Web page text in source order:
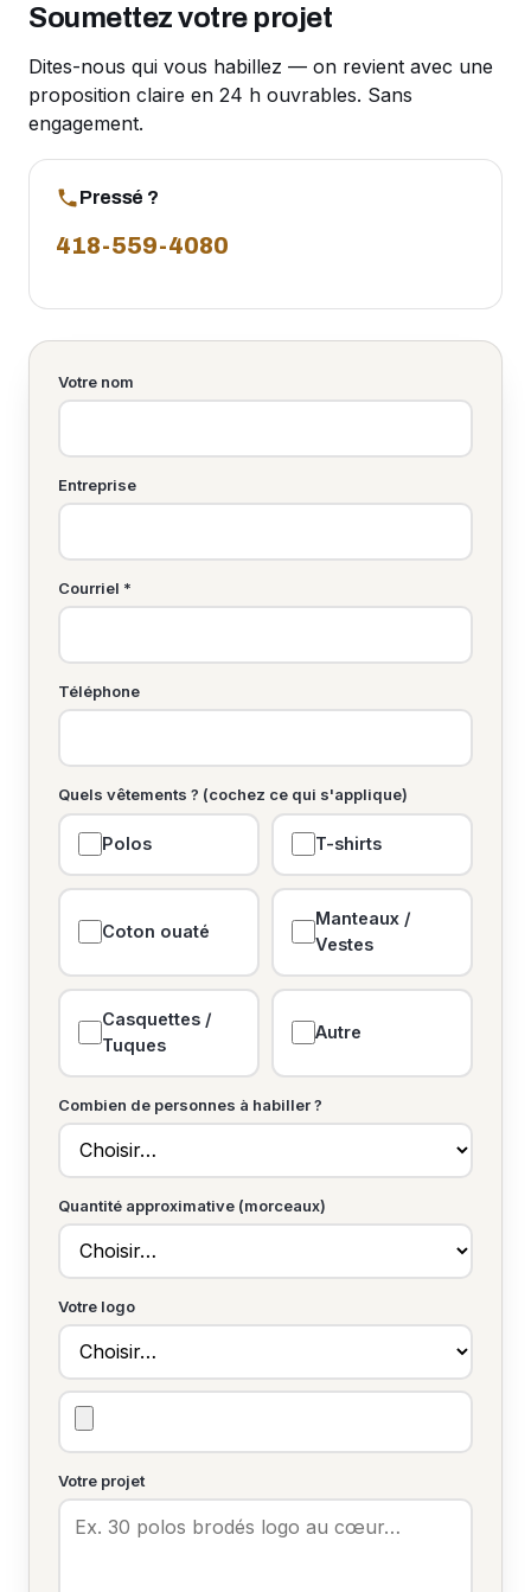
Soumettez votre projet
Dites-nous qui vous habillez — on revient avec une
proposition claire en 24 h ouvrables. Sans
engagement.
Pressé ?
418-559-4080
Votre nom
Entreprise
Courriel *
Téléphone
Quels vêtements ? (cochez ce qui s'applique)
Polos T-shirts
Coton ouaté
Manteaux /
Vestes
Casquettes /
Tuques
Autre
Combien de personnes à habiller ?
Quantité approximative (morceaux)
Votre logo
Votre projet